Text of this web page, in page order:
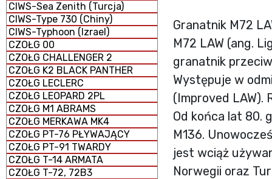
CIWS-Sea Zenith (Turcja)
CIWS-Type 730 (Chiny)
CIWS-Typhoon (Izrael)
CZOŁG 00
CZOŁG CHALLENGER 2
CZOŁG K2 BLACK PANTHER
CZOŁG LECLERC
CZOŁG LEOPARD 2PL
CZOŁG M1 ABRAMS
CZOŁG MERKAWA MK4
CZOŁG PT-76 PŁYWAJĄCY
CZOŁG PT-91 TWARDY
CZOŁG T-14 ARMATA
CZOŁG T-72, 72B3
Granatnik M72
M72 LAW (ang.
granatnik
Występuje w
(Improved LAW).
Od końca lat 80.
M136.
jest wciąż
Norwegii oraz